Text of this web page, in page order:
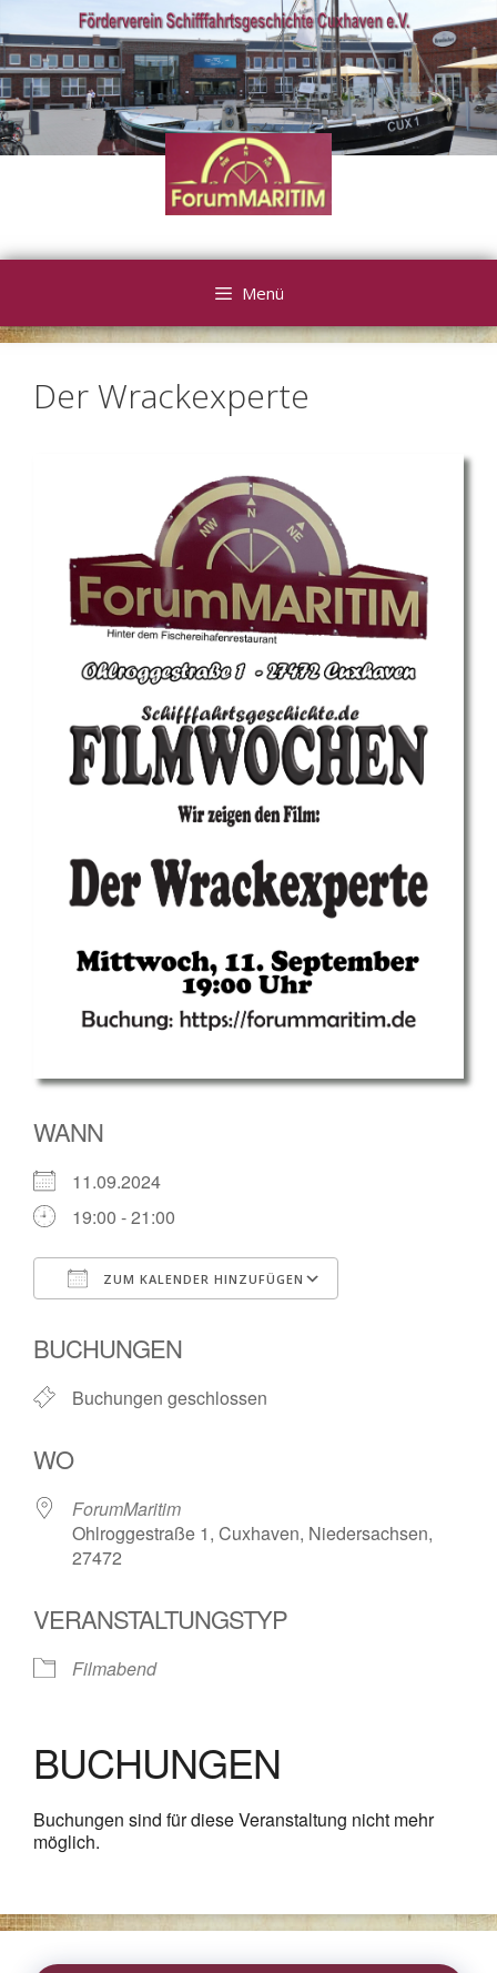
Inhalt
springen
Menü
Der Wrackexperte
WANN
11.09.2024
19:00 - 21:00
ZUM KALENDER HINZUFÜGEN
BUCHUNGEN
Buchungen geschlossen
WO
ForumMaritim
Ohlroggestraße 1, Cuxhaven, Niedersachsen,
27472
VERANSTALTUNGSTYP
Filmabend
BUCHUNGEN
Buchungen sind für diese Veranstaltung nicht mehr
möglich.